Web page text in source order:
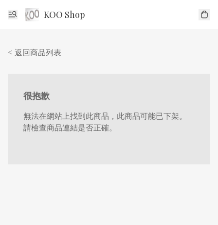
KOO Shop
< 返回商品列表
很抱歉
無法在網站上找到此商品，此商品可能已下架。
請檢查商品連結是否正確。